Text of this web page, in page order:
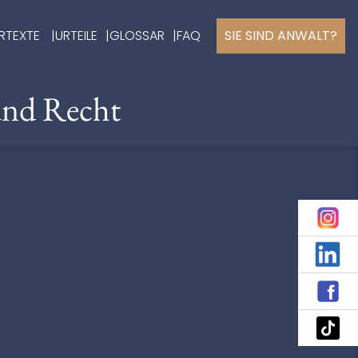
URTEILE GLOSSAR FAQ SIE SIND ANWALT?
Recht